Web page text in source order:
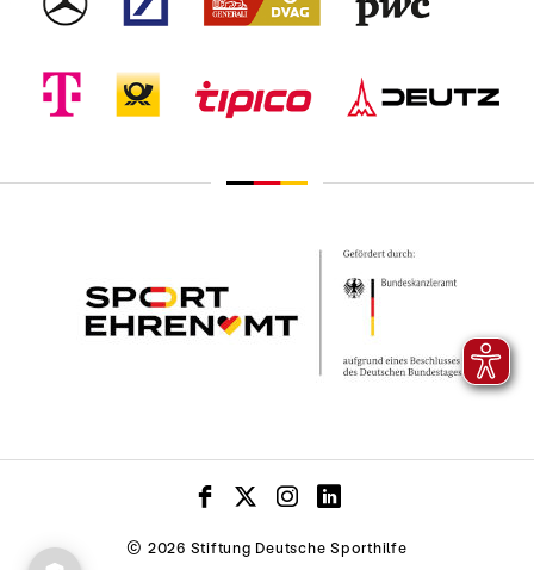
© 2026 Stiftung Deutsche Sporthilfe